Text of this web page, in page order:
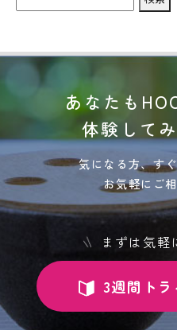
索:
あなたも
体験して
気になる方、す
お気軽にご
まずは気軽
3週間ト